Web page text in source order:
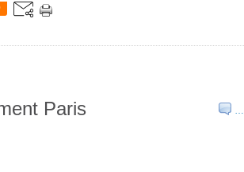
…
Paris